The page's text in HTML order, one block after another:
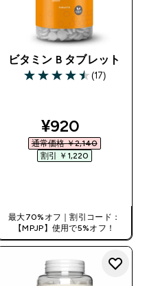
ビタミン B タブレット
4.53 out of 5 stars
(17)
discounted
¥920‎
通常価格 ￥2,140‎
割引 ￥1,220‎
最大70%オフ｜割引コード：
【MPJP】使用で5%オフ！